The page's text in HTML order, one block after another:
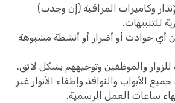
وكاميرات المراقبة (إن وجدت)
للتنبيهات.
عن أي حوادث أو أضرار أو أنشطة مشبوهة
والموظفين وتوجيههم بشكل لائق.
الأبواب والنوافذ وإطفاء الأنوار غير
ساعات العمل الرسمية.